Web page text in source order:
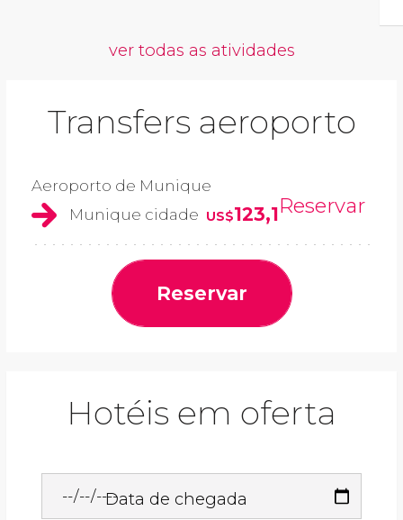
ver todas as atividades
Transfers aeroporto
Aeroporto de Munique
Munique cidade US$123,1Reservar
Reservar
Hotéis em oferta
Data de chegada